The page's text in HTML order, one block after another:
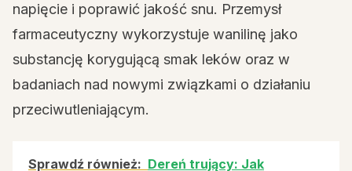
napięcie i poprawić jakość snu. Przemysł
farmaceutyczny wykorzystuje wanilinę jako
substancję korygującą smak leków oraz w
badaniach nad nowymi związkami o działaniu
przeciwutleniającym.
Sprawdź również: Dereń trujący: Jak